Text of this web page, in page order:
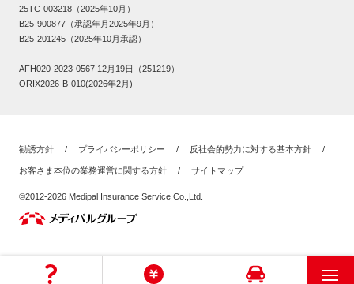
25TC-003218（2025年10月）
B25-900877（承認年月2025年9月）
B25-201245（2025年10月承認）
AFH020-2023-0567 12月19日（251219）
ORIX2026-B-010(2026年2月)
勧誘方針 / プライバシーポリシー / 反社会的勢力に対する基本方針 /
お客さま本位の業務運営に関する方針 / サイトマップ
©2012-2026 Medipal Insurance Service Co.,Ltd.